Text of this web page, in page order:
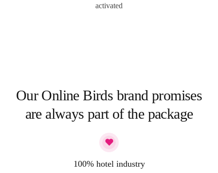
activated
Our Online Birds brand promises
are always part of the package
100% hotel industry